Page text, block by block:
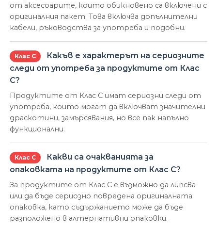
от аксесоарите, които обикновено са включени с
оригиналния пакет. Това включва допълнителни
кабели, ръководства за употреба и подобни.
Клас С
Какъв е характерът на сериозните
следи от употреба за продуктите от Клас
С?
Продуктите от Клас С имат сериозни следи от
употреба, които могат да включват значителни
драскотини, замърсявания, но все пак напълно
функционални.
Клас С
Какви са очакванията за
опаковката на продуктите от Клас С?
За продуктите от Клас С е възможно да липсва
или да бъде сериозно повредена оригиналната
опаковка, като съдържанието може да бъде
разположено в алтернативни опаковки.